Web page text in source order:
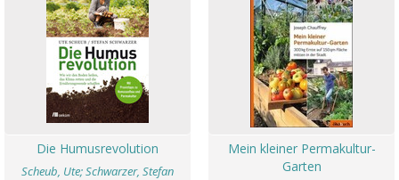
Die Humusrevolution
Scheub, Ute; Schwarzer, Stefan
Mein kleiner Permakultur-
Garten